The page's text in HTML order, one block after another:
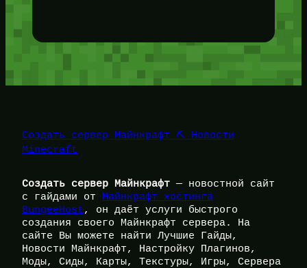
Создать сервер Майнкрафт ⛏️ Новости
Minecraft
Создать сервер Майнкрафт — новостной сайт
с гайдами от
Майнкрафт хостинга
BungeeHost, он даёт услуги быстрого
создания своего Майнкрафт сервера. На
сайте Вы можете найти Лучшие Гайды,
Новости Майнкрафт, Настройку Плагинов,
Моды, Сиды, Карты, Текстуры, Игры, Сервера